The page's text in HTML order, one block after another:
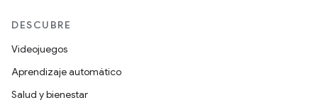
DESCUBRE
Videojuegos
Aprendizaje automático
Salud y bienestar